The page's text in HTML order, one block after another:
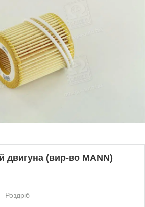
двигуна (вир-во MANN)
Роздріб